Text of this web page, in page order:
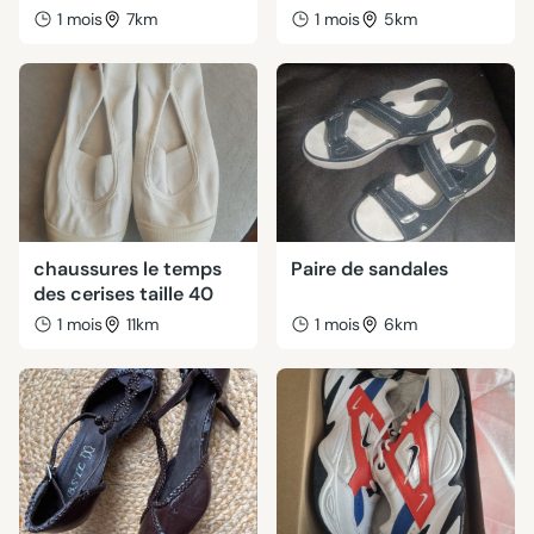
1 mois 7km 1 mois 5km
chaussures le temps
des cerises taille 40
1 mois 11km
Paire de sandales
1 mois 6km